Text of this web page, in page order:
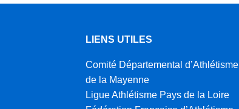
LIENS UTILES
Comité Départemental d’Athlétisme
de la Mayenne
Ligue Athlétisme Pays de la Loire